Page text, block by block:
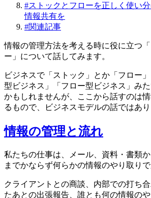
#ストックとフローを正しく使い
情報共有を
#関連記事
情報の管理方法を考える時に役に立つ
ー」について話してみます。
ビジネスで「ストック」とか「フロー
型ビジネス」「フロー型ビジネス」み
かもしれませんが、ここから話すのは
るもので、ビジネスモデルの話ではあり
情報の管理と流れ
私たちの仕事は、メール、資料・書類か
までかならず何らかの情報のやり取り
クライアントとの商談、内部での打ち
たあとの出張報告、誰とも何の情報の